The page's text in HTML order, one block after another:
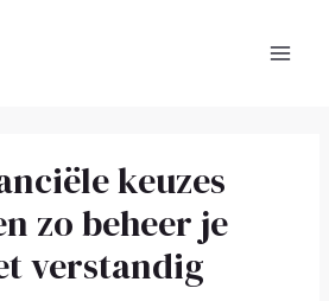
keuzes
zo beheer je
verstandig